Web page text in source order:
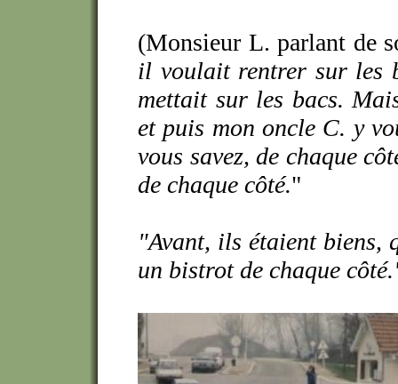
(Monsieur L. parlant de
il voulait rentrer sur les
mettait sur les bacs.
et puis mon oncle C. y
vous savez, de chaque
de chaque côté."
"Avant, ils étaient biens,
un bistrot de chaque